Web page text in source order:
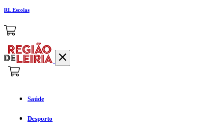
RL Escolas
Saúde
Desporto